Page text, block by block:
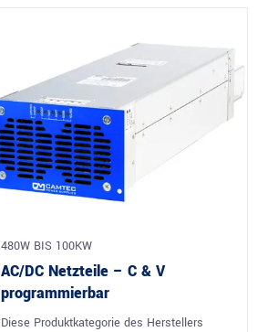
480W BIS 100KW
AC/DC Netzteile – C & V
programmierbar
Diese Produktkategorie des Herstellers